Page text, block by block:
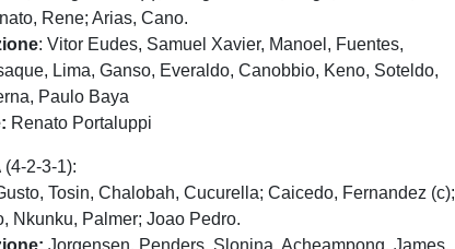
Rene; Arias, Cano.
: Vitor Eudes, Samuel Xavier, Manoel, Fuentes,
Lima, Ganso, Everaldo, Canobbio, Keno, Soteldo,
Paulo Baya
Renato Portaluppi
(4-2-3-1):
Tosin, Chalobah, Cucurella; Caicedo, Fernandez (c);
Nkunku, Palmer; Joao Pedro.
Jorgensen, Penders, Slonina, Acheampong, James,